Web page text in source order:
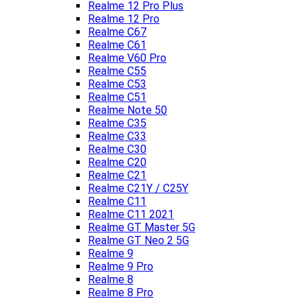
Realme 12 Pro Plus
Realme 12 Pro
Realme C67
Realme C61
Realme V60 Pro
Realme C55
Realme C53
Realme C51
Realme Note 50
Realme C35
Realme C33
Realme C30
Realme C20
Realme C21
Realme C21Y / C25Y
Realme C11
Realme C11 2021
Realme GT Master 5G
Realme GT Neo 2 5G
Realme 9
Realme 9 Pro
Realme 8
Realme 8 Pro